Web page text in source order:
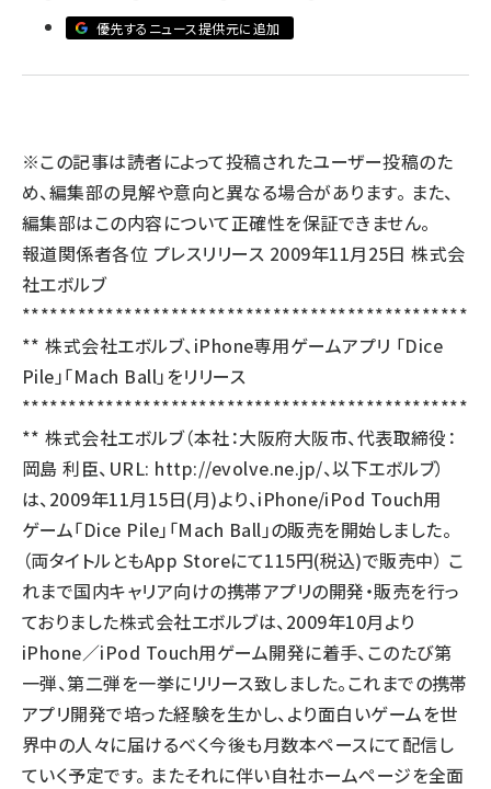
note (2312)
llmo (1163)
優先するニュース提供元に追加
※この記事は読者によって投稿されたユーザー投稿のた
め、編集部の見解や意向と異なる場合があります。 また、
編集部はこの内容について正確性を保証できません。
報道関係者各位 プレスリリース 2009年11月25日 株式会
社エボルブ
************************************************
** 株式会社エボルブ、iPhone専用ゲームアプリ 「Dice
Pile」「Mach Ball」をリリース
************************************************
** 株式会社エボルブ（本社：大阪府大阪市、代表取締役：
岡島 利臣、URL: http://evolve.ne.jp/、以下エボルブ）
は、2009年11月15日(月)より、iPhone/iPod Touch用
ゲーム「Dice Pile」「Mach Ball」の販売を開始しました。
（両タイトルともApp Storeにて115円(税込)で販売中） こ
れまで国内キャリア向けの携帯アプリの開発・販売を行っ
ておりました株式会社エボルブは、2009年10月より
iPhone／iPod Touch用ゲーム開発に着手、このたび第
一弾、第二弾を一挙にリリース致しました。これまでの携帯
アプリ開発で培った経験を生かし、より面白いゲームを世
界中の人々に届けるべく今後も月数本ペースにて配信し
ていく予定です。 またそれに伴い自社ホームページを全面